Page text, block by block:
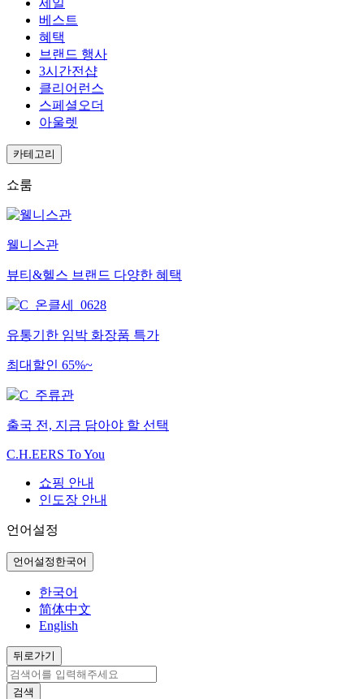
베스트
혜택
브랜드 행사
3시간전샵
클리어런스
스페셜오더
아울렛
카테고리
쇼룸
웰니스관
뷰티&헬스 브랜드 다양한 혜택
유통기한 임박 화장품 특가
최대할인 65%~
출국 전, 지금 담아야 할 선택
C.H.EERS To You
쇼핑 안내
인도장 안내
언어설정
언어설정 한국어
한국어
简体中文
English
뒤로가기
검색